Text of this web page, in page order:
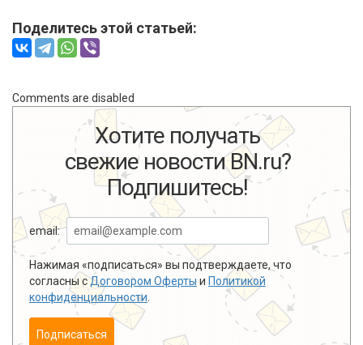
Поделитесь этой статьей:
Comments are disabled
Хотите получать
свежие новости BN.ru?
Подпишитесь!
email:
Нажимая «подписаться» вы подтверждаете, что
согласны сДоговором Оферты и Политикой
конфиденциальности
Подписаться